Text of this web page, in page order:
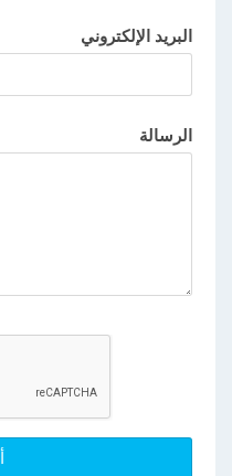
البريد الإلكتروني
الرسالة